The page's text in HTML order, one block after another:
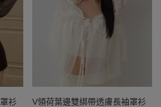
衫 V領荷葉邊雙綁帶透膚長袖罩衫